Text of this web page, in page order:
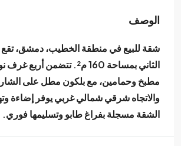
الوصف
شقة للبيع في منطقة الخطيب، دمشق،
الثاني بمساحة 160 م². تتضمن
مطبخ وحمامين، مع بلكون مطل على
والاتجاه شرقي شمالي غربي يوفر إضاءة
الشقة مسجلة بفراغ طابو وتسليمها فوري.